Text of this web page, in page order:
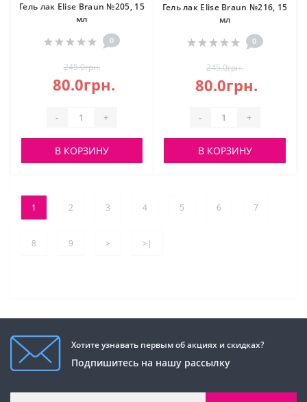
Гель лак Elise Braun №205, 15
мл
0
245.0грн.
80.0грн.
- +
В КОРЗИНУ
Гель лак Elise Braun №216, 15
мл
0
245.0грн.
80.0грн.
- +
В КОРЗИНУ
1 2 3 4 5 6 7
8 9 > >|
Хотите узнавать первым об акциях и скидках?
Подпишитесь на нашу рассылку